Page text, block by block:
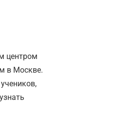
центром
в Москве.